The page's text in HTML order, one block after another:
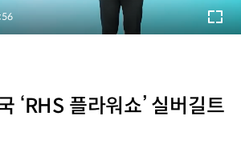
‘RHS 플라워쇼’ 실버길트